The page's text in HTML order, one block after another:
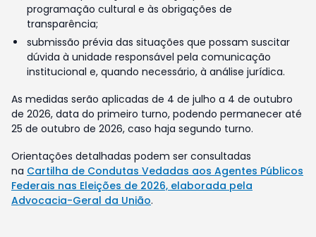
programação cultural e às obrigações de
transparência;
submissão prévia das situações que possam suscitar
dúvida à unidade responsável pela comunicação
institucional e, quando necessário, à análise jurídica.
As medidas serão aplicadas de 4 de julho a 4 de outubro
de 2026, data do primeiro turno, podendo permanecer até
25 de outubro de 2026, caso haja segundo turno.
Orientações detalhadas podem ser consultadas
na Cartilha de Condutas Vedadas aos Agentes Públicos
Federais nas Eleições de 2026, elaborada pela
Advocacia-Geral da União.